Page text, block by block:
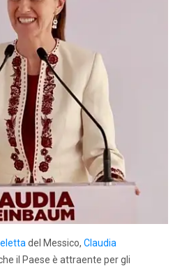
del Messico, Claudia
il Paese è attraente per gli